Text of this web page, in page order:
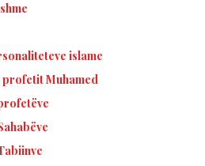
islame
Muhamed